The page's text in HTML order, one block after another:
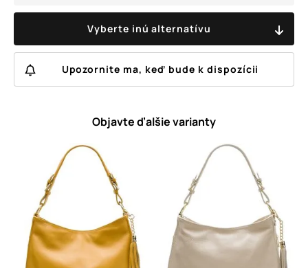
Vyberte inú alternatívu
Upozornite ma, keď bude k dispozícii
Objavte ďalšie varianty